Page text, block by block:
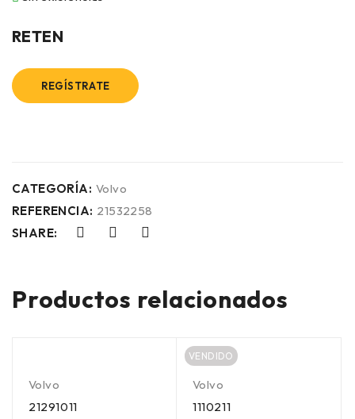
RETEN
REGÍSTRATE
CATEGORÍA: Volvo
REFERENCIA: 21532258
SHARE:
Productos relacionados
Volvo
21291011
VENDIDO
Volvo
1110211